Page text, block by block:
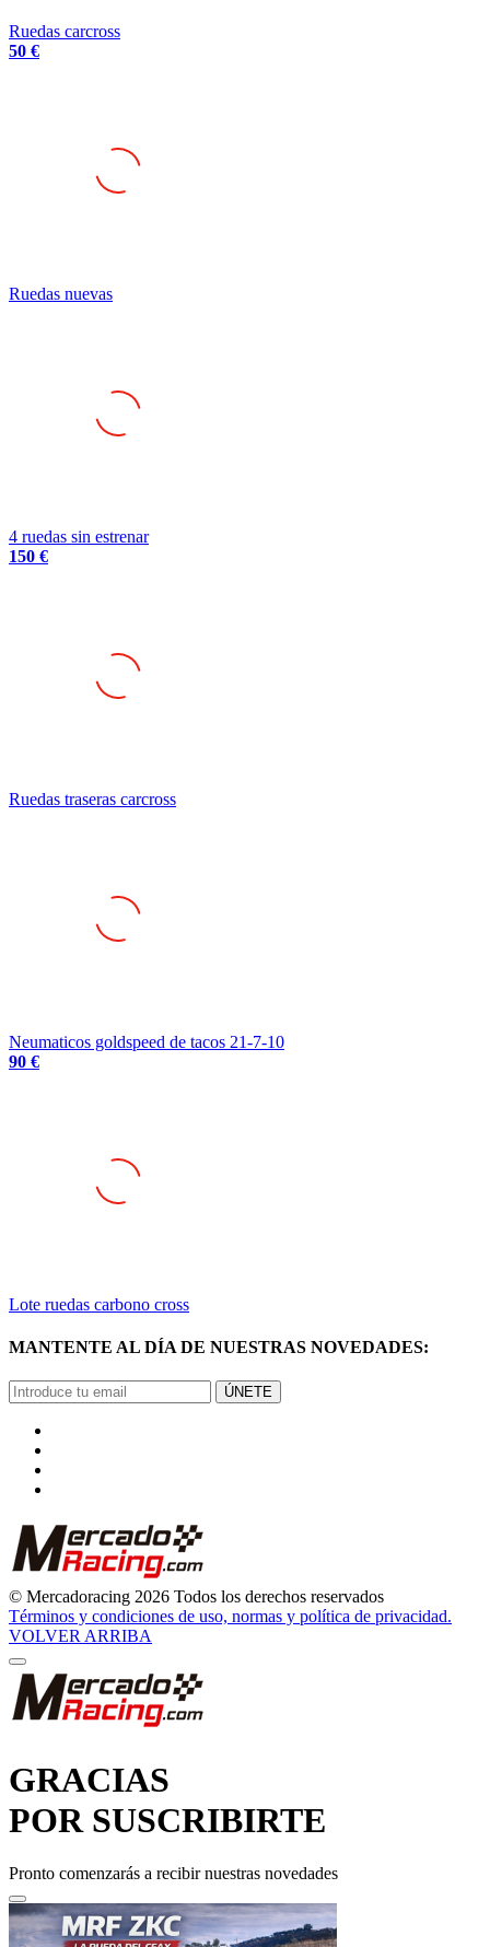
Ruedas carcross
50 €
Ruedas nuevas
4 ruedas sin estrenar
150 €
Ruedas traseras carcross
Neumaticos goldspeed de tacos 21-7-10
90 €
Lote ruedas carbono cross
MANTENTE AL DÍA DE NUESTRAS NOVEDADES:
ÚNETE
© Mercadoracing 2026 Todos los derechos reservados
Términos y condiciones de uso, normas y política de privacidad.
VOLVER ARRIBA
GRACIAS
POR SUSCRIBIRTE
Pronto comenzarás a recibir nuestras novedades